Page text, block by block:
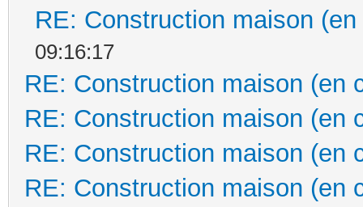
RE: Construction maison
09:16:17
RE: Construction maison (en
RE: Construction maison (en
RE: Construction maison (en
RE: Construction maison (en